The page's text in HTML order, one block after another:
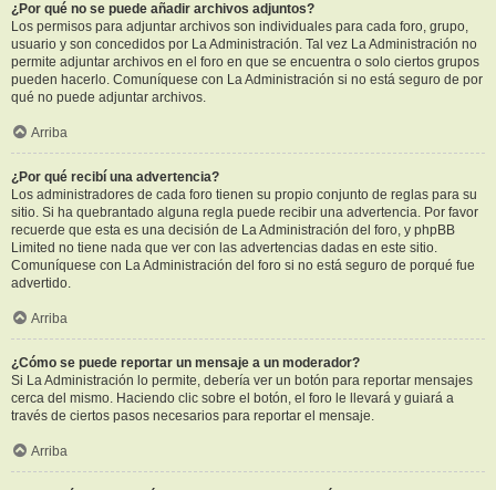
¿Por qué no se puede añadir archivos adjuntos?
Los permisos para adjuntar archivos son individuales para cada foro, grupo,
usuario y son concedidos por La Administración. Tal vez La Administración no
permite adjuntar archivos en el foro en que se encuentra o solo ciertos grupos
pueden hacerlo. Comuníquese con La Administración si no está seguro de por
qué no puede adjuntar archivos.
Arriba
¿Por qué recibí una advertencia?
Los administradores de cada foro tienen su propio conjunto de reglas para su
sitio. Si ha quebrantado alguna regla puede recibir una advertencia. Por favor
recuerde que esta es una decisión de La Administración del foro, y phpBB
Limited no tiene nada que ver con las advertencias dadas en este sitio.
Comuníquese con La Administración del foro si no está seguro de porqué fue
advertido.
Arriba
¿Cómo se puede reportar un mensaje a un moderador?
Si La Administración lo permite, debería ver un botón para reportar mensajes
cerca del mismo. Haciendo clic sobre el botón, el foro le llevará y guiará a
través de ciertos pasos necesarios para reportar el mensaje.
Arriba